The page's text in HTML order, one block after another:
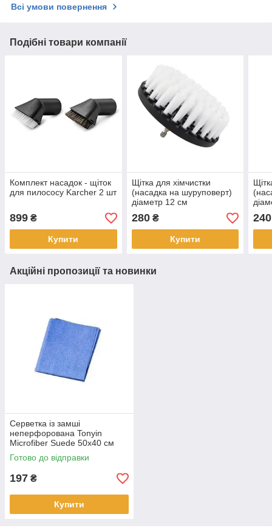
Всі умови повернення
Подібні товари компанії
Комплект насадок - щіток
для пилососу Karcher 2 шт
899 ₴
Купити
Щітка для хімчистки
(насадка на шуруповерт)
діаметр 12 см
280₴
Купити
240
Акційні пропозиції та новинки
Серветка із замші
неперфорована Tonyin
Microfiber Suede 50x40 см
Готово до відправки
197 ₴
Купити